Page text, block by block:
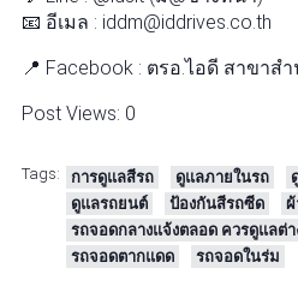
📧 อีเมล : iddm@iddrives.co.th
📍 Facebook : ตรอ.ไอดี สาขาส
Post Views: 0
Tags: การดูแลสีรถ ดูแลภายในรถ
ดูแลรถยนต์
ป้องกันสีรถซีด
รถจอดกลางแจ้งตลอด ควรดูแลต่
รถจอดตากแดด
รถจอดในร่ม